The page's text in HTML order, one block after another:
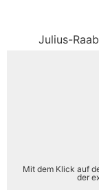
Julius-
Mit dem Klick auf
der